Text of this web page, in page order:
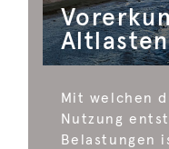
Altlasten
Mit welchen
Nutzung
Belastungen